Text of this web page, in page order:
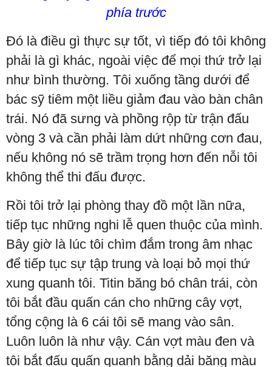
phía trước
Đó là điều gì thực sự tốt, vì tiếp đó tôi không
phải là gì khác, ngoài việc để mọi thứ trở lại
như bình thường. Tôi xuống tầng dưới để
bác sỹ tiêm một liều giảm đau vào bàn chân
trái. Nó đã sưng và phồng rộp từ trận đấu
vòng 3 và cần phải làm dứt những cơn đau,
nếu không nó sẽ trầm trọng hơn đến nỗi tôi
không thể thi đấu được.
Rồi tôi trở lại phòng thay đồ một lần nữa,
tiếp tục những nghi lễ quen thuộc của mình.
Bây giờ là lúc tôi chìm đắm trong âm nhạc
để tiếp tục sự tập trung và loại bỏ mọi thứ
xung quanh tôi. Titin băng bó chân trái, còn
tôi bắt đầu quấn cán cho những cây vợt,
tổng cộng là 6 cái tôi sẽ mang vào sân.
Luôn luôn là như vậy. Cán vợt màu đen và
tôi bắt đấu quấn quanh bằng dải băng màu